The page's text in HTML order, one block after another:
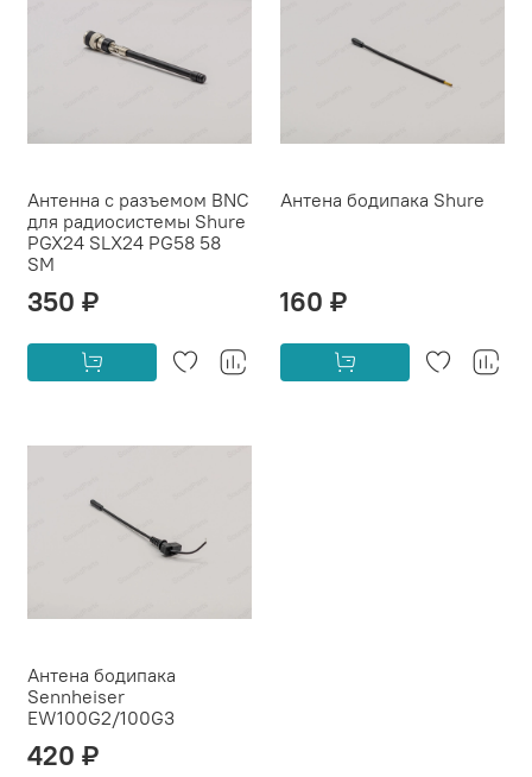
Антенна с разъемом BNC
для радиосистемы Shure
PGX24 SLX24 PG58 58
SM
350 ₽
Антена бодипака Shure
160 ₽
Антена бодипака
Sennheiser
EW100G2/100G3
420 ₽